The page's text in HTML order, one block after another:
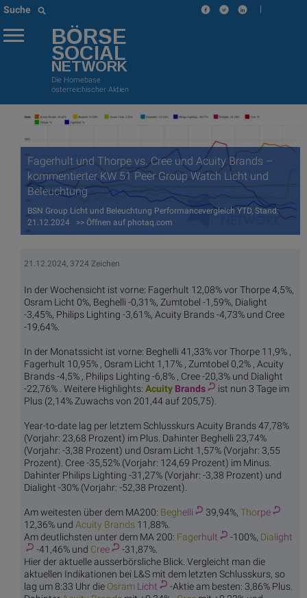
Suche |
BÖRSE
SOCIAL
NETWORK
Die Homebase
österreichischer Aktien
Fagerhult und Thorpe vs. Cree und Acuity Brands –
kommentierter KW 51 Peer Group Watch Licht und
Beleuchtung
BSN Group Licht und Beleuchtung Performancevergleich YTD, Stand:
21.12.2024 >> Öffnen auf photaq.com
21.12.2024, 3724 Zeichen
In der Wochensicht ist vorne: Fagerhult 12,08% vor Thorpe 4,5%,
Osram Licht 0%, Beghelli -0,31%, Zumtobel -1,59%, Dialight
-3,45%, Philips Lighting -3,61%, Acuity Brands -4,73% und Cree
-19,64%.
In der Monatssicht ist vorne: Beghelli 41,33% vor Thorpe 11,9% ,
Fagerhult 10,95% , Osram Licht 1,17% , Zumtobel 0,2% , Acuity
Brands -4,5% , Philips Lighting -6,8% , Cree -20,3% und Dialight
-22,76% . Weitere Highlights: Acuity Brands
ist nun 3 Tage im
Plus (2,14% Zuwachs von 201,44 auf 205,75).
Year-to-date lag per letztem Schlusskurs Acuity Brands 47,78%
(Vorjahr: 23,68 Prozent) im Plus. Dahinter Beghelli 23,74%
(Vorjahr: -3,38 Prozent) und Osram Licht 1,57% (Vorjahr: 3,55
Prozent). Cree -35,52% (Vorjahr: 124,69 Prozent) im Minus.
Dahinter Philips Lighting -31,27% (Vorjahr: -3,38 Prozent) und
Dialight -30% (Vorjahr: -52,38 Prozent).
Am weitesten über dem MA200: Beghelli 39,94%, Thorpe
12,36% und Acuity Brands 11,88%.
Am deutlichsten unter dem MA 200: Fagerhult -100%, Dialight
-41,46% und Cree
-31,87%.
Hier der aktuelle ausserbörsliche Blick. Vergleicht man die
aktuellen Indikationen bei L&S mit dem letzten Schlusskurs, so
lag um 8:33 Uhr die Osram Licht
-Aktie am besten: 3,86% Plus.